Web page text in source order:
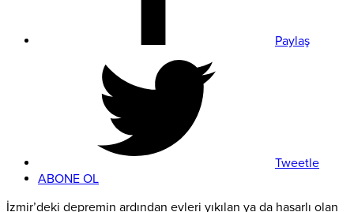
Paylaş
Tweetle
ABONE OL
İzmir’deki depremin ardından evleri yıkılan ya da hasarlı olan